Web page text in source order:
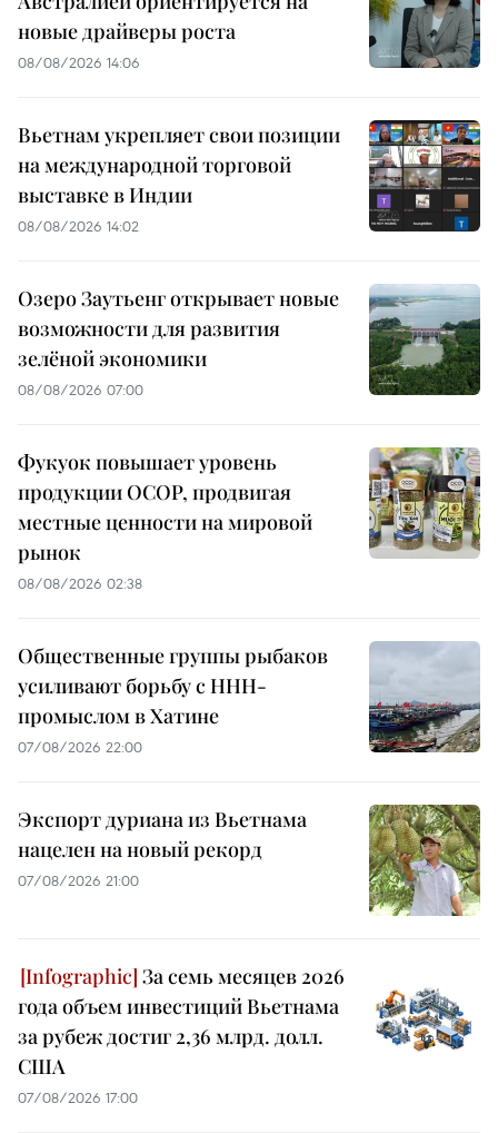
новые драйверы роста
08/08/2026 14:06
Вьетнам укрепляет свои позиции
на международной торговой
выставке в Индии
08/08/2026 14:02
Озеро Заутьенг открывает новые
возможности для развития
зелёной экономики
08/08/2026 07:00
Фукуок повышает уровень
продукции OCOP, продвигая
местные ценности на мировой
рынок
08/08/2026 02:38
Общественные группы рыбаков
усиливают борьбу с ННН-
промыслом в Хатине
07/08/2026 22:00
Экспорт дуриана из Вьетнама
нацелен на новый рекорд
07/08/2026 21:00
За семь месяцев 2026
года объем инвестиций Вьетнама
за рубеж достиг 2,36 млрд. долл.
США
07/08/2026 17:00